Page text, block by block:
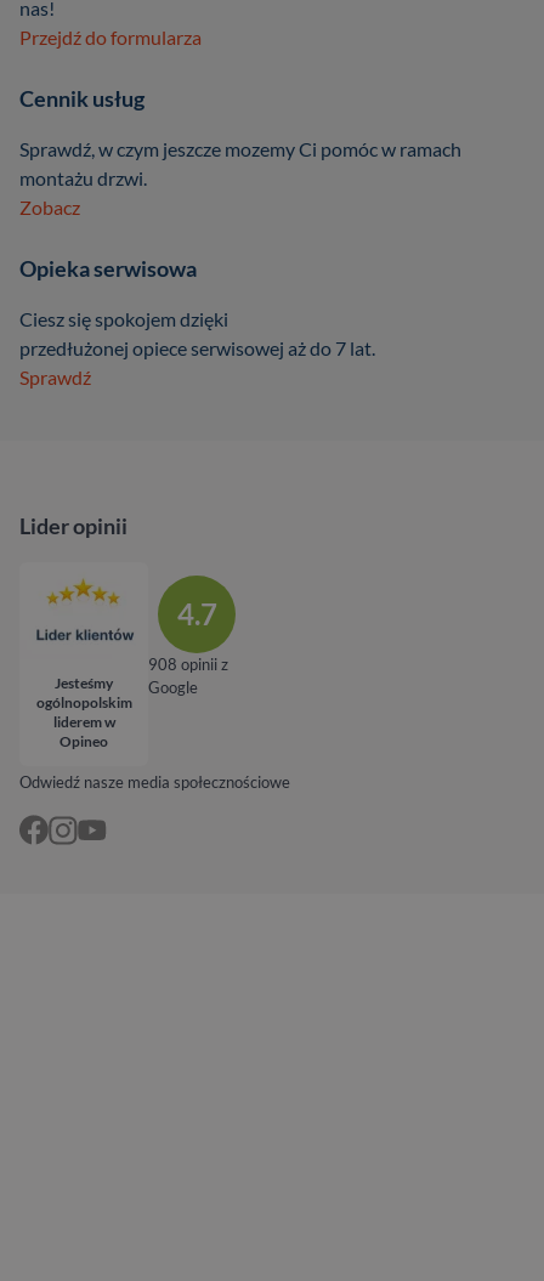
nas!
Przejdź do formularza
Cennik usług
Sprawdź, w czym jeszcze mozemy Ci pomóc w ramach
montażu drzwi.
Zobacz
Opieka serwisowa
Ciesz się spokojem dzięki
przedłużonej opiece serwisowej aż do 7 lat.
Sprawdź
Odwiedź nasze media społecznościowe
Lider opinii
Jesteśmy
ogólnopolskim
liderem w
Opineo
4.7
908 opinii z
Google